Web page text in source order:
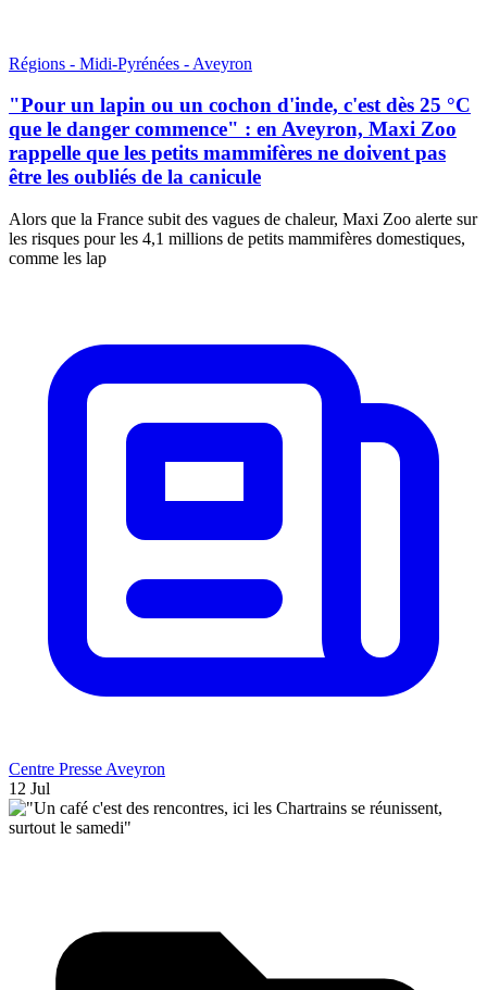
Régions - Midi-Pyrénées - Aveyron
"Pour un lapin ou un cochon d'inde, c'est dès 25 °C
que le danger commence" : en Aveyron, Maxi Zoo
rappelle que les petits mammifères ne doivent pas
être les oubliés de la canicule
Alors que la France subit des vagues de chaleur, Maxi Zoo alerte sur
les risques pour les 4,1 millions de petits mammifères domestiques,
comme les lap
Centre Presse Aveyron
12 Jul